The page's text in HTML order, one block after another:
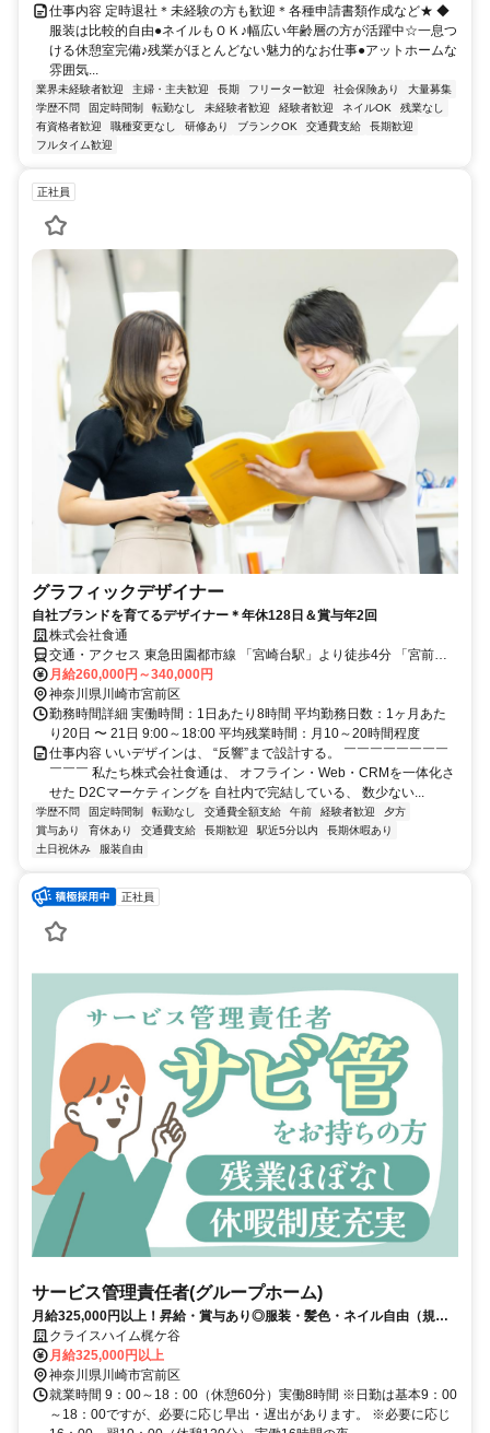
仕事内容 定時退社＊未経験の方も歓迎＊各種申請書類作成など★ ◆
服装は比較的自由●ネイルもＯＫ♪幅広い年齢層の方が活躍中☆一息つ
ける休憩室完備♪残業がほとんどない魅力的なお仕事●アットホームな
雰囲気...
業界未経験者歓迎 主婦・主夫歓迎 長期 フリーター歓迎 社会保険あり
大量募集
学歴不問
固定時間制 転勤なし 未経験者歓迎 経験者歓迎 ネイルOK
残業なし
有資格者歓迎
職種変更なし 研修あり ブランクOK 交通費支給
長期歓迎
フルタイム歓迎
正社員
グラフィックデザイナー
自社ブランドを育てるデザイナー＊年休128日＆賞与年2回
株式会社食通
交通・アクセス 東急田園都市線 「宮崎台駅」より徒歩4分 「宮前平
駅」より徒歩10分
月給260,000円～340,000円
神奈川県川崎市宮前区
勤務時間詳細 実働時間：1日あたり8時間 平均勤務日数：1ヶ月あた
り20日 〜 21日 9:00～18:00 平均残業時間：月10～20時間程度
仕事内容 いいデザインは、 “反響”まで設計する。 ￣￣￣￣￣￣￣￣
￣￣￣ 私たち株式会社食通は、 オフライン・Web・CRMを一体化さ
せた D2Cマーケティングを 自社内で完結している、 数少ない...
学歴不問 固定時間制 転勤なし 交通費全額支給 午前 経験者歓迎
夕方
賞与あり
育休あり 交通費支給 長期歓迎 駅近5分以内
長期休暇あり
土日祝休み
服装自由
正社員
サービス管理責任者(グループホーム)
月給325,000円以上！昇給・賞与あり◎服装・髪色・ネイル自由（規定
あり）♪ICTを活用した働きやすい環境と研修制度で、あなたの成長をサ
ポートします！
クライスハイム梶ケ谷
月給325,000円以上
神奈川県川崎市宮前区
就業時間 9：00～18：00（休憩60分）実働8時間 ※日勤は基本9：00
～18：00ですが、必要に応じ早出・遅出があります。 ※必要に応じ